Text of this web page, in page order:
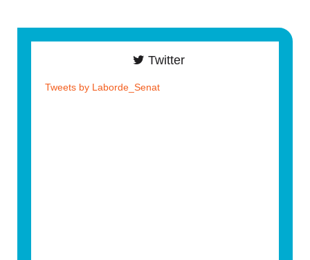
Twitter
Tweets by Laborde_Senat